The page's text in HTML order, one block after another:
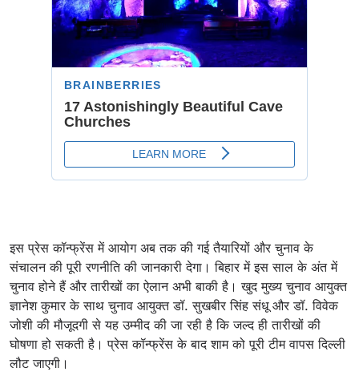
इस प्रेस कॉन्फ्रेंस में आयोग अब तक की गई तैयारियों और चुनाव के
संचालन की पूरी रणनीति की जानकारी देगा। बिहार में इस साल के अंत में
चुनाव होने हैं और तारीखों का ऐलान अभी बाकी है। खुद मुख्य चुनाव आयुक्त
ज्ञानेश कुमार के साथ चुनाव आयुक्त डॉ. सुखबीर सिंह संधू और डॉ. विवेक
जोशी की मौजूदगी से यह उम्मीद की जा रही है कि जल्द ही तारीखों की
घोषणा हो सकती है। प्रेस कॉन्फ्रेंस के बाद शाम को पूरी टीम वापस दिल्ली
लौट जाएगी।